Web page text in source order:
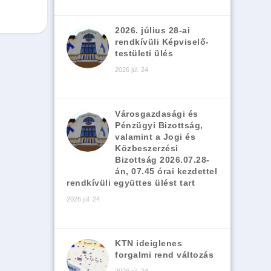
2026. július 28-ai
rendkívüli Képviselő-
testületi ülés
2026 júl. 24
Városgazdasági és
Pénzügyi Bizottság,
valamint a Jogi és
Közbeszerzési
Bizottság 2026.07.28-
án, 07.45 órai kezdettel
rendkívüli együttes ülést tart
2026 júl. 24
KTN ideiglenes
forgalmi rend változás